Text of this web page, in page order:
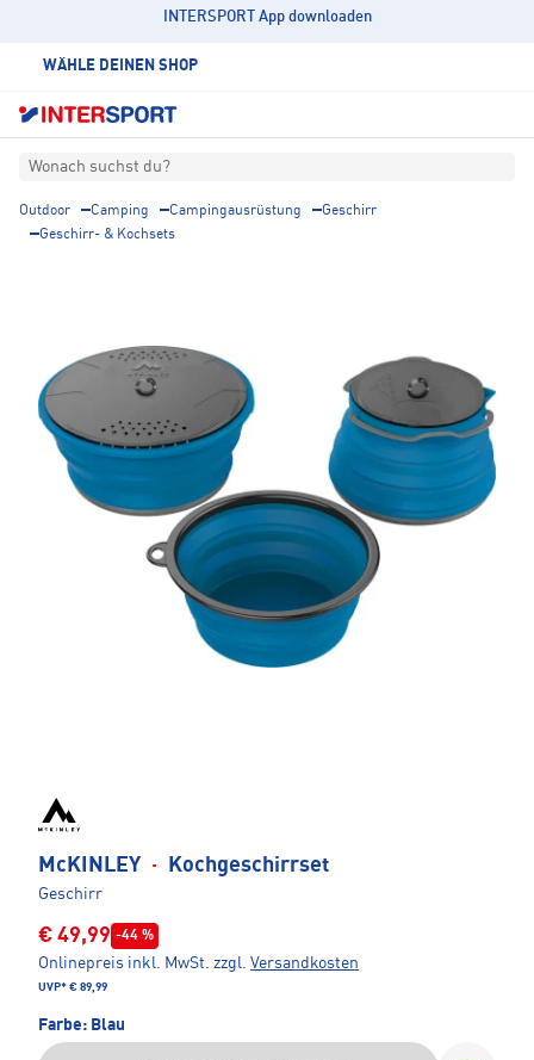
INTERSPORT App downloaden
WÄHLE DEINEN SHOP
Wonach suchst du?
Outdoor Camping Campingausrüstung
Geschirr
Geschirr- & Kochsets
McKINLEY · Kochgeschirrset
Geschirr
€ 49,99 -44 %
Onlinepreis inkl. MwSt. zzgl. Versandkosten
UVP* € 89,99
Farbe: Blau